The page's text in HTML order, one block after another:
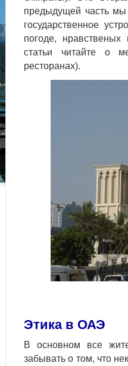
предыдущей часть мы
государственное
погоде,
статьи читайте о
ресторанах).
Этика в ОАЭ
В основном все
забывать о том, что